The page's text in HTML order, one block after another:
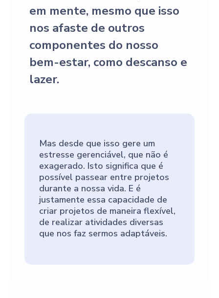
em mente, mesmo que isso
nos afaste de outros
componentes do nosso
bem-estar, como descanso e
lazer.
Mas desde que isso gere um
estresse gerenciável, que não é
exagerado. Isto significa que é
possível passear entre projetos
durante a nossa vida. E é
justamente essa capacidade de
criar projetos de maneira flexível,
de realizar atividades diversas
que nos faz sermos adaptáveis.